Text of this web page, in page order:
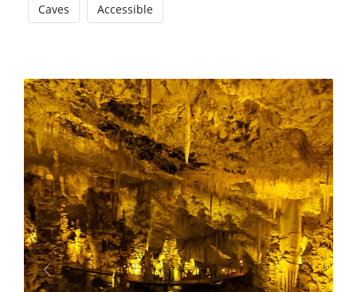
Caves Accessible
Previous Next